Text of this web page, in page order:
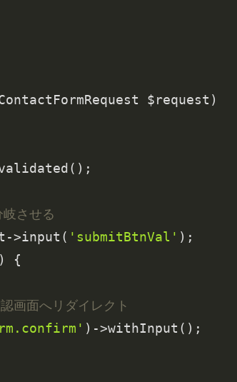
$request)
させる
>input(
'submitBtnVal' );
) {
画面へリダイレクト
)->withInput();